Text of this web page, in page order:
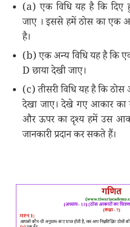
(a) एक विधि यह है कि दिए
जाए । इससे हमें ठोस का एक
है।
(b) एक अन्य विधि यह है कि
D छाया देखी जाए।
(c) तीसरी विधि यह है कि
देखा जाए। देखे गए आकार का
और ऊपर का दृश्य हमें उस
जानकारी प्रदान कर सकते हैं।